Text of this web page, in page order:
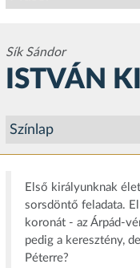
Sík Sándor
ISTVÁN
Első királyunknak
sorsdöntő feladata.
koronát - az Árpád-
pedig a keresztény,
Péterre?